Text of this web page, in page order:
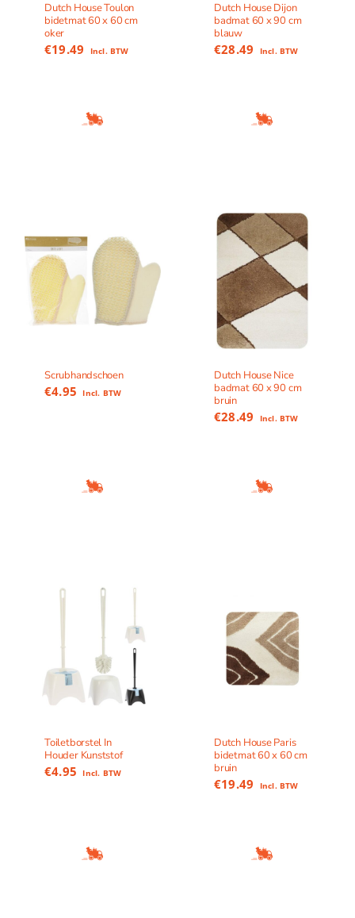
Dutch House Toulon
bidetmat 60 x 60 cm
oker
€19.49 Incl. BTW
Dutch House Dijon
badmat 60 x 90 cm
blauw
€28.49 Incl. BTW
Scrubhandschoen
€4.95 Incl. BTW
Dutch House Nice
badmat 60 x 90 cm
bruin
€28.49 Incl. BTW
Toiletborstel In
Houder Kunststof
€4.95 Incl. BTW
Dutch House Paris
bidetmat 60 x 60 cm
bruin
€19.49 Incl. BTW